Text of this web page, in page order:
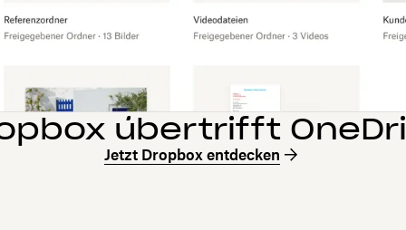
übertrifft
Jetzt Dropbox entdecken